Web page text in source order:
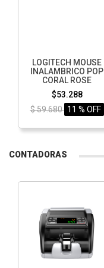
LOGITECH MOUSE
INALAMBRICO POP
CORAL ROSE
$53.288
$ 59.680 11 % OFF
CONTADORAS